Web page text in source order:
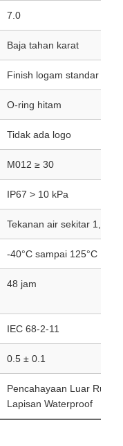
7.0
Baja tahan karat
Finish logam standar
O-ring hitam
Tidak ada logo
M012 ≥ 30
IP67 > 10 kPa
Tekanan air sekitar 1,0 m
-40°C sampai 125°C
48 jam
IEC 68-2-11
0.5 ± 0.1
Pencahayaan Luar
Lapisan Waterproof